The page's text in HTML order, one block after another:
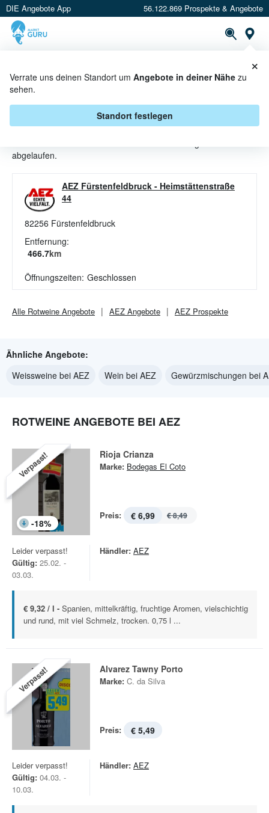
DIE Angebote App 56.122.869 Prospekte & Angebote
Verrate uns deinen Standort um Angebote in deiner Nähe zu
sehen.
Standort festlegen
×
ROTWEINE ANGEBOTE &
AKTIONEN BEI AEZ
abgelaufen.
AEZ Fürstenfeldbruck - Heimstättenstraße
44
82256 Fürstenfeldbruck
Entfernung:
466.7km
Öffnungszeiten: Geschlossen
Alle Rotweine Angebote AEZ Angebote AEZ Prospekte
Ähnliche Angebote:
Weissweine bei AEZ
Wein bei AEZ Gewürzmischungen bei
ROTWEINE ANGEBOTE BEI AEZ
Verpasst!
-18%
Rioja Crianza
Marke: Bodegas El Coto
Preis: € 6,99 € 8,49
Leider verpasst!
Gültig: 25.02. -
03.03.
Händler: AEZ
€ 9,32 / l - Spanien, mittelkräftig, fruchtige Aromen, vielschichtig
und rund, mit viel Schmelz, trocken. 0,75 l ...
Verpasst! Alvarez Tawny Porto
Marke: C. da Silva
Preis: € 5,49
Leider verpasst!
Gültig: 04.03. -
10.03.
Händler: AEZ